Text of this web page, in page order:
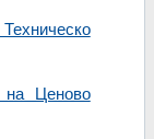
Ценово